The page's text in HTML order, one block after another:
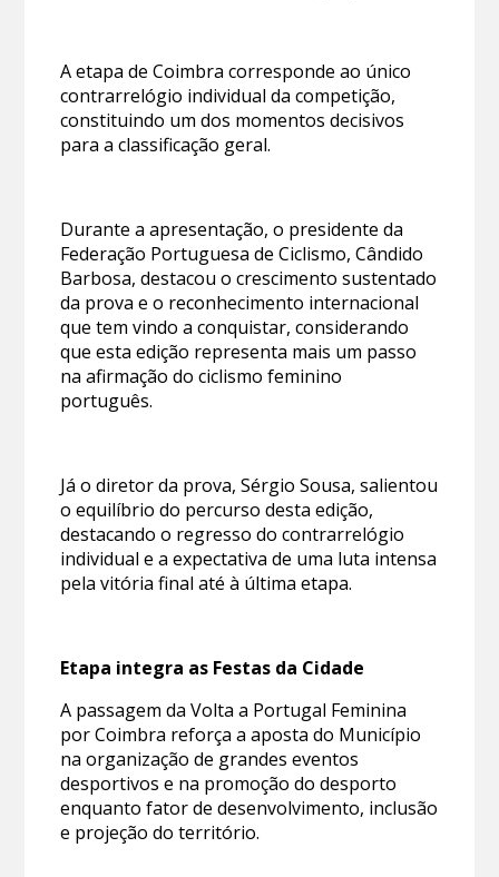
A etapa de Coimbra corresponde ao único
contrarrelógio individual da competição,
constituindo um dos momentos decisivos
para a classificação geral.
Durante a apresentação, o presidente da
Federação Portuguesa de Ciclismo, Cândido
Barbosa, destacou o crescimento sustentado
da prova e o reconhecimento internacional
que tem vindo a conquistar, considerando
que esta edição representa mais um passo
na afirmação do ciclismo feminino
português.
Já o diretor da prova, Sérgio Sousa, salientou
o equilíbrio do percurso desta edição,
destacando o regresso do contrarrelógio
individual e a expectativa de uma luta intensa
pela vitória final até à última etapa.
Etapa integra as Festas da Cidade
A passagem da Volta a Portugal Feminina
por Coimbra reforça a aposta do Município
na organização de grandes eventos
desportivos e na promoção do desporto
enquanto fator de desenvolvimento, inclusão
e projeção do território.